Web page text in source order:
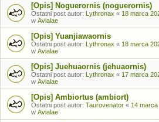
[Opis] Noguerornis (noguerornis)
Ostatni post autor: Lythronax « 18 marca
w Avialae
[Opis] Yuanjiawaornis
Ostatni post autor: Lythronax « 18 marca
w Avialae
[Opis] Juehuaornis (jehuaornis)
Ostatni post autor: Lythronax « 17 marca
w Avialae
[Opis] Ambiortus (ambiort)
Ostatni post autor: Taurovenator « 14
w Avialae